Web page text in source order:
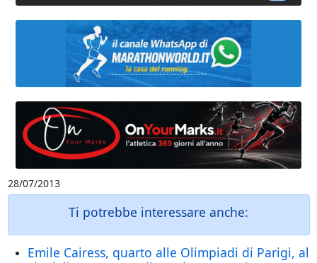
28/07/2013
Ti potrebbe interessare anche:
Emile Cairess, quarto alle Olimpiadi di Parigi, al